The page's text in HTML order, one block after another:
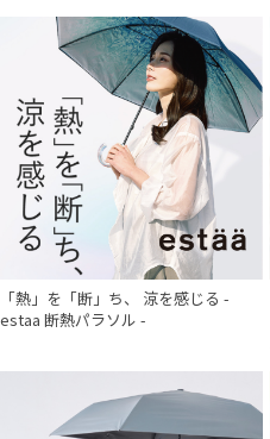
「熱」を「断」ち、 涼を感じる -
estaa 断熱パラソル -